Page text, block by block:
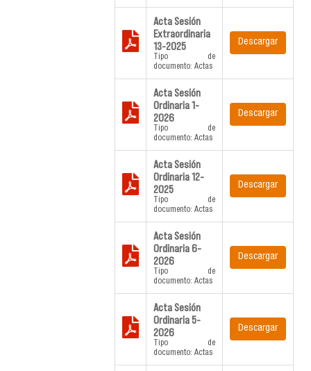
Acta Sesión
Extraordinaria
13-2025
Tipo de
documento: Actas
Descargar
Acta Sesión
Ordinaria 1-
2026
Tipo de
documento: Actas
Descargar
Acta Sesión
Ordinaria 12-
2025
Tipo de
documento: Actas
Descargar
Acta Sesión
Ordinaria 6-
2026
Tipo de
documento: Actas
Descargar
Acta Sesión
Ordinaria 5-
2026
Tipo de
documento: Actas
Descargar